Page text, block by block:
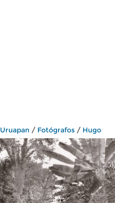
Uruapan / Fotógrafos / Hugo